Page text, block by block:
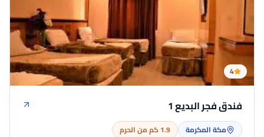
4
فندق فجر البديع 1
مكة المكرمة 1.9 كم من الحرم